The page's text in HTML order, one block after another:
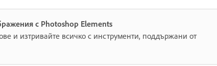
с Photoshop Elements
и изтривайте всичко с инструменти, поддържани от